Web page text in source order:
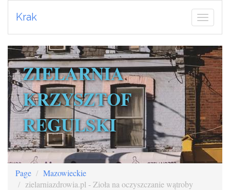
Krak
ZIELARNIA
KRZYSZTOF
REGULSKI
Page
Mazowieckie
zielarniazdrowia.pl - Zioła na oczyszczanie wątroby